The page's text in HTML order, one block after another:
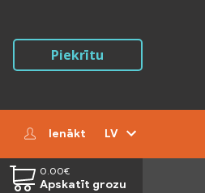
Piekrītu
Ienākt LV
0.00€
Apskatīt grozu